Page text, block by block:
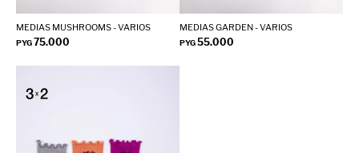
MEDIAS MUSHROOMS - VARIOS
PYG75.000
MEDIAS GARDEN - VARIOS
PYG55.000